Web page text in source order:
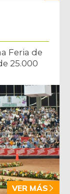
Feria de
25.000
VER MÁS